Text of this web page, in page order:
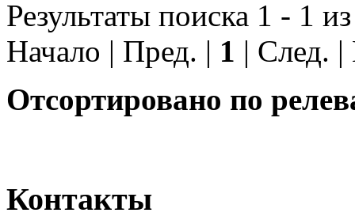
Результаты поиска 1 - 1
Начало | Пред. | 1 | След.
Отсортировано по
Контакты